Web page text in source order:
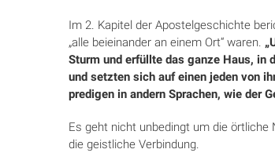
Im 2. Kapitel der Apostelgeschichte
„alle beieinander an einem Ort“ waren.
Sturm und erfüllte das ganze Haus, in
und setzten sich auf einen jeden von
predigen in andern Sprachen, wie der
Es geht nicht unbedingt um die örtliche
die geistliche Verbindung.